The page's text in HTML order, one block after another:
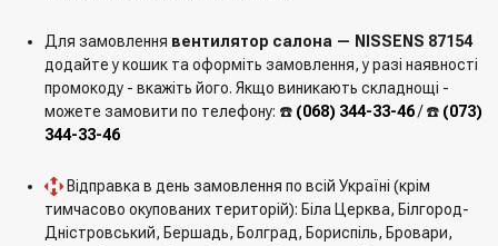
Для замовлення вентилятор салона — NISSENS 87154
додайте у кошик та оформіть замовлення, у разі наявності
промокоду - вкажіть його. Якщо виникають складнощі -
можете замовити по телефону: ☎️ (068) 344-33-46/ ☎️ (073)
344-33-46
Відправка в день замовлення по всій Україні (крім
тимчасово окупованих територій): Біла Церква, Білгород-
Дністровський, Бершадь, Болград, Бориспіль, Бровари,